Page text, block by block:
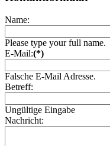
Name:
Please type your full name.
E-Mail:(*)
Falsche E-Mail Adresse.
Betreff:
Ungültige Eingabe
Nachricht: